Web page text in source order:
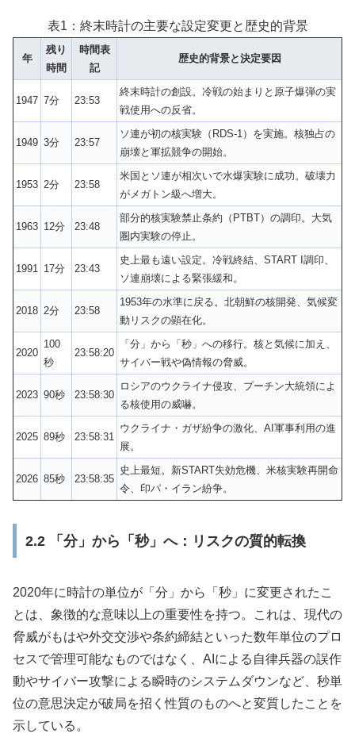
表1：終末時計の主要な設定変更と歴史的背景
年
残り
時間
時間表
記
歴史的背景と決定要因
1947 7分 23:53
終末時計の創設。冷戦の始まりと原子爆弾の実
戦使用への反省。
1949 3分 23:57
ソ連が初の核実験（RDS-1）を実施。核独占の
崩壊と軍拡競争の開始。
1953 2分 23:58
米国とソ連が相次いで水爆実験に成功。破壊力
がメガトン級へ増大。
1963 12分 23:48
部分的核実験禁止条約（PTBT）の調印。大気
圏内実験の停止。
1991 17分 23:43
史上最も遠い設定。冷戦終結、START I調印、
ソ連崩壊による緊張緩和。
2018 2分 23:58
1953年の水準に戻る。北朝鮮の核開発、気候変
動リスクの顕在化。
2020
100
秒
23:58:20
「分」から「秒」への移行。核と気候に加え、
サイバー戦や偽情報の脅威。
2023 90秒 23:58:30
ロシアのウクライナ侵攻、プーチン大統領によ
る核使用の威嚇。
2025 89秒 23:58:31
ウクライナ・ガザ紛争の激化、AI軍事利用の進
展。
2026 85秒 23:58:35
史上最短。新START失効危機、米核実験再開命
令、印パ・イラン紛争。
2.2 「分」から「秒」へ：リスクの質的転換
2020年に時計の単位が「分」から「秒」に変更されたこ
とは、象徴的な意味以上の重要性を持つ。これは、現代の
脅威がもはや外交交渉や条約締結といった数年単位のプロ
セスで管理可能なものではなく、AIによる自律兵器の誤作
動やサイバー攻撃による瞬時のシステムダウンなど、秒単
位の意思決定が破局を招く性質のものへと変質したことを
示している。